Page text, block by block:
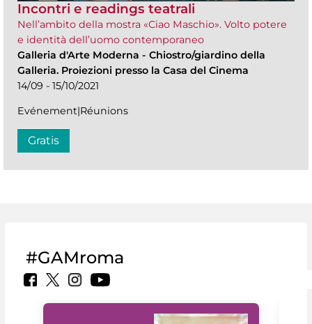
Incontri e readings teatrali
Nell’ambito della mostra «Ciao Maschio». Volto potere
e identità dell’uomo contemporaneo
Galleria d'Arte Moderna - Chiostro/giardino della
Galleria. Proiezioni presso la Casa del Cinema
14/09 - 15/10/2021
Evénement|Réunions
Gratis
#GAMroma